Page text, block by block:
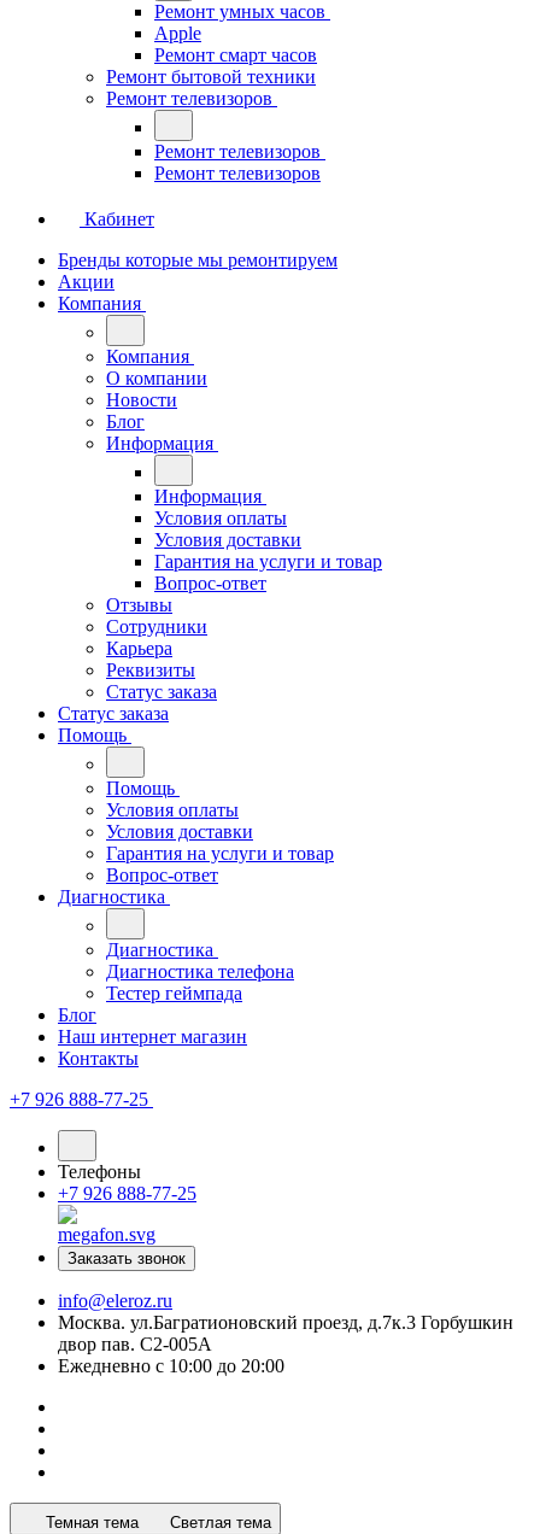
Ремонт умных часов
Apple
Ремонт смарт часов
Ремонт бытовой техники
Ремонт телевизоров
Ремонт телевизоров
Ремонт телевизоров
Кабинет
Бренды которые мы ремонтируем
Акции
Компания
Компания
О компании
Новости
Блог
Информация
Информация
Условия оплаты
Условия доставки
Гарантия на услуги и товар
Вопрос-ответ
Отзывы
Сотрудники
Карьера
Реквизиты
Статус заказа
Статус заказа
Помощь
Помощь
Условия оплаты
Условия доставки
Гарантия на услуги и товар
Вопрос-ответ
Диагностика
Диагностика
Диагностика телефона
Тестер геймпада
Блог
Наш интернет магазин
Контакты
+7 926 888-77-25
Телефоны
+7 926 888-77-25
Заказать звонок
info@eleroz.ru
Москва. ул.Багратионовский проезд, д.7к.3 Горбушкин
двор пав. C2-005A
Ежедневно с 10:00 до 20:00
Темная тема Светлая тема